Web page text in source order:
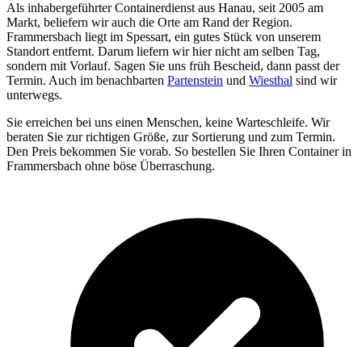
Als inhabergeführter Containerdienst aus Hanau, seit 2005 am
Markt, beliefern wir auch die Orte am Rand der Region.
Frammersbach liegt im Spessart, ein gutes Stück von unserem
Standort entfernt. Darum liefern wir hier nicht am selben Tag,
sondern mit Vorlauf. Sagen Sie uns früh Bescheid, dann passt der
Termin. Auch im benachbarten Partenstein und Wiesthal sind wir
unterwegs.
Sie erreichen bei uns einen Menschen, keine Warteschleife. Wir
beraten Sie zur richtigen Größe, zur Sortierung und zum Termin.
Den Preis bekommen Sie vorab. So bestellen Sie Ihren Container in
Frammersbach ohne böse Überraschung.